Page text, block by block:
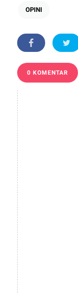
OPINI
0 KOMENTAR